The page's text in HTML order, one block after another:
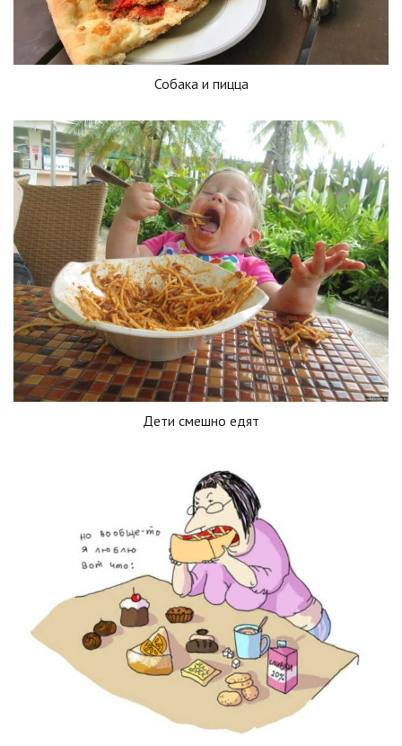
Собака и пицца
Дети смешно едят